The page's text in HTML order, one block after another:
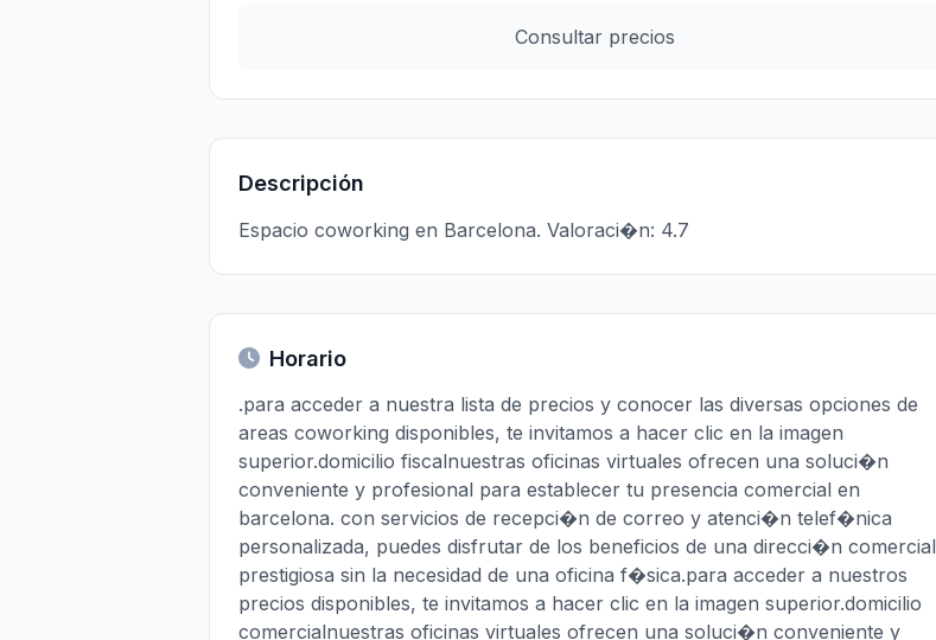
Consultar precios
Descripción
Espacio coworking en Barcelona. Valoraci�n: 4.7
Horario
.para acceder a nuestra lista de precios y conocer las diversas opciones de
areas coworking disponibles, te invitamos a hacer clic en la imagen
superior.domicilio fiscalnuestras oficinas virtuales ofrecen una soluci�n
conveniente y profesional para establecer tu presencia comercial en
barcelona. con servicios de recepci�n de correo y atenci�n telef�nica
personalizada, puedes disfrutar de los beneficios de una direcci�n comercial
prestigiosa sin la necesidad de una oficina f�sica.para acceder a nuestros
precios disponibles, te invitamos a hacer clic en la imagen superior.domicilio
comercialnuestras oficinas virtuales ofrecen una soluci�n conveniente y